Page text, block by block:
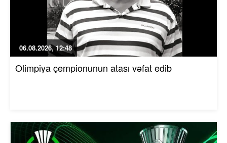
06.08.2026, 12:48
Olimpiya çempionunun atası vəfat edib